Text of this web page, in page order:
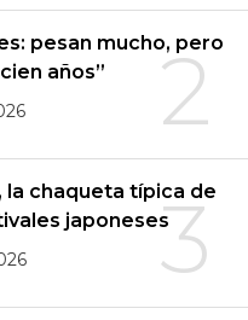
2
pesan mucho, pero
años”
3
la chaqueta típica de
japoneses